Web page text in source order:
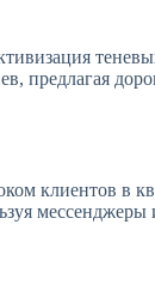
предлагая
клиентов в
мессенджеры